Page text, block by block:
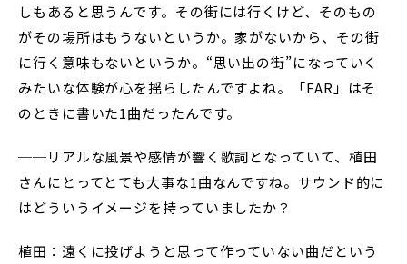
しもあると思うんです。その街には行くけど、そのもの
がその場所はもうないというか。家がないから、その街
に行く意味もないというか。“思い出の街”になっていく
みたいな体験が心を揺らしたんですよね。「FAR」はそ
のときに書いた1曲だったんです。
──リアルな風景や感情が響く歌詞となっていて、植田
さんにとってとても大事な1曲なんですね。サウンド的に
はどういうイメージを持っていましたか？
植田：遠くに投げようと思って作っていない曲だという